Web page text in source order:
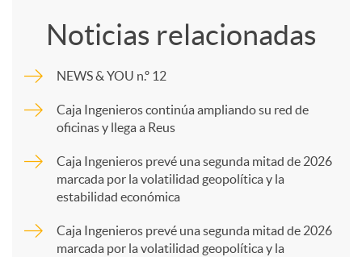
p
a
Noticias relacionadas
NEWS & YOU n.º 12
Caja Ingenieros continúa ampliando su red de
oficinas y llega a Reus
Caja Ingenieros prevé una segunda mitad de 2026
marcada por la volatilidad geopolítica y la
estabilidad económica
Caja Ingenieros prevé una segunda mitad de 2026
marcada por la volatilidad geopolítica y la